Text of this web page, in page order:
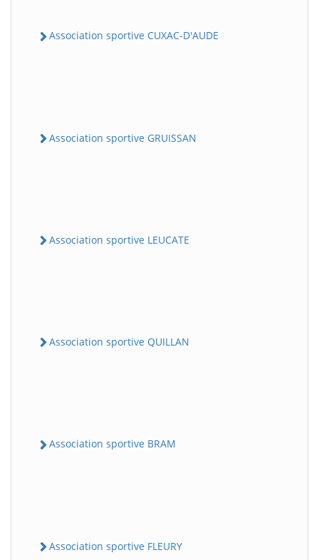
Association sportive CUXAC-D'AUDE
Association sportive GRUISSAN
Association sportive LEUCATE
Association sportive QUILLAN
Association sportive BRAM
Association sportive FLEURY